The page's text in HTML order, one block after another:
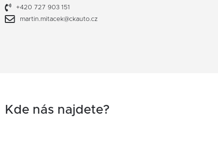
+420 727 903 151
martin.mitacek@ckauto.cz
Kde nás najdete?